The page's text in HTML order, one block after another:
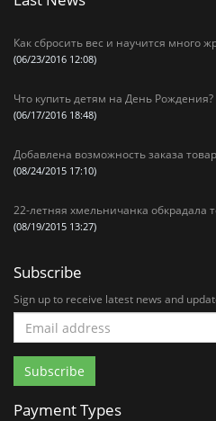
Как сбросить вес и научится много
(06/23/2016 12:08)
Что купить детям на День Рождения?
(06/17/2016 18:48)
Добавлена возможность заказа
(08/24/2015 17:10)
22-летняя хмельничанка обкрадала
(08/19/2015 13:27)
Subscribe
Sign up to receive latest news and
Payment Types